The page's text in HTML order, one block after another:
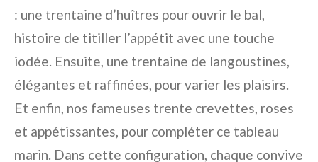
: une trentaine d’huîtres pour ouvrir le bal,
histoire de titiller l’appétit avec une touche
iodée. Ensuite, une trentaine de langoustines,
élégantes et raffinées, pour varier les plaisirs.
Et enfin, nos fameuses trente crevettes, roses
et appétissantes, pour compléter ce tableau
marin. Dans cette configuration, chaque convive